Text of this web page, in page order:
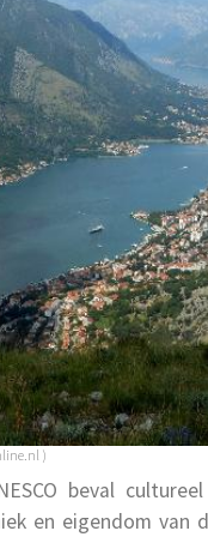
)
beval
en eigendom van